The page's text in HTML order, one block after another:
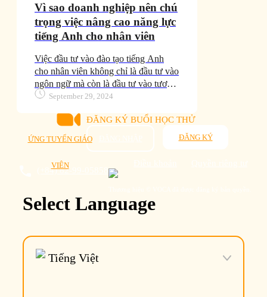
Vì sao doanh nghiệp nên chú
trọng việc nâng cao năng lực
tiếng Anh cho nhân viên
Việc đầu tư vào đào tạo tiếng Anh
cho nhân viên không chỉ là đầu tư vào
ngôn ngữ mà còn là đầu tư vào tương
lai của doanh nghiệp.
September 29, 2024
ĐĂNG KÝ BUỔI HỌC THỬ
ỨNG TUYỂN GIÁO
VIÊN
ĐĂNG KÝ
(+84) 82-99-05858
Select Language
Tiếng Việt